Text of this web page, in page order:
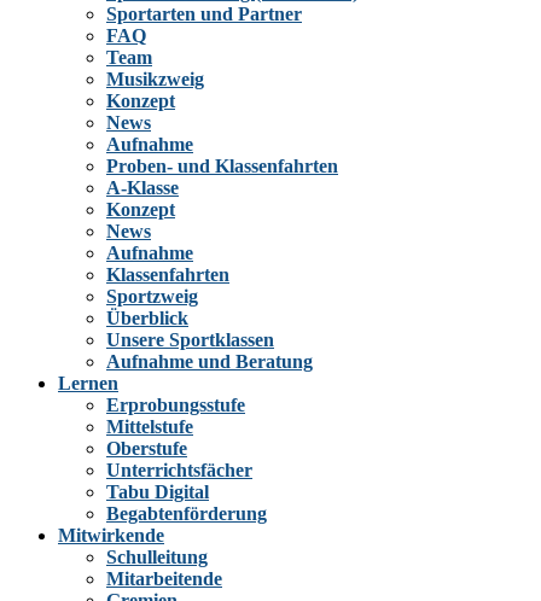
Sportarten und Partner
FAQ
Team
Musikzweig
Konzept
News
Aufnahme
Proben- und Klassenfahrten
A-Klasse
Konzept
News
Aufnahme
Klassenfahrten
Sportzweig
Überblick
Unsere Sportklassen
Aufnahme und Beratung
Lernen
Erprobungsstufe
Mittelstufe
Oberstufe
Unterrichtsfächer
Tabu Digital
Begabtenförderung
Mitwirkende
Schulleitung
Mitarbeitende